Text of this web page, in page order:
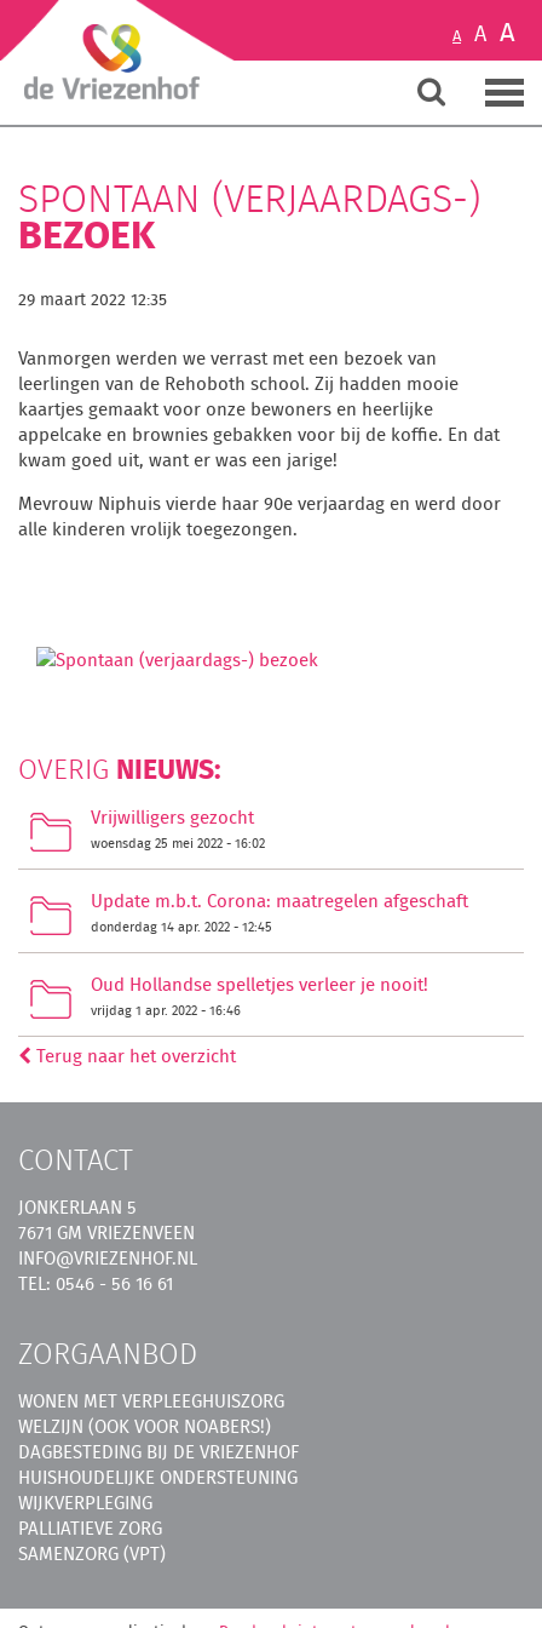
A A A
SPONTAAN (VERJAARDAGS-)
BEZOEK
29 maart 2022 12:35
Vanmorgen werden we verrast met een bezoek van
leerlingen van de Rehoboth school. Zij hadden mooie
kaartjes gemaakt voor onze bewoners en heerlijke
appelcake en brownies gebakken voor bij de koffie. En dat
kwam goed uit, want er was een jarige!
Mevrouw Niphuis vierde haar 90e verjaardag en werd door
alle kinderen vrolijk toegezongen.
OVERIG NIEUWS:
Vrijwilligers gezocht
woensdag 25 mei 2022 - 16:02
Update m.b.t. Corona: maatregelen afgeschaft
donderdag 14 apr. 2022 - 12:45
Oud Hollandse spelletjes verleer je nooit!
vrijdag 1 apr. 2022 - 16:46
Terug naar het overzicht
CONTACT
JONKERLAAN 5
7671 GM VRIEZENVEEN
INFO@VRIEZENHOF.NL
TEL: 0546 - 56 16 61
ZORGAANBOD
WONEN MET VERPLEEGHUISZORG
WELZIJN (OOK VOOR NOABERS!)
DAGBESTEDING BIJ DE VRIEZENHOF
HUISHOUDELIJKE ONDERSTEUNING
WIJKVERPLEGING
PALLIATIEVE ZORG
SAMENZORG (VPT)